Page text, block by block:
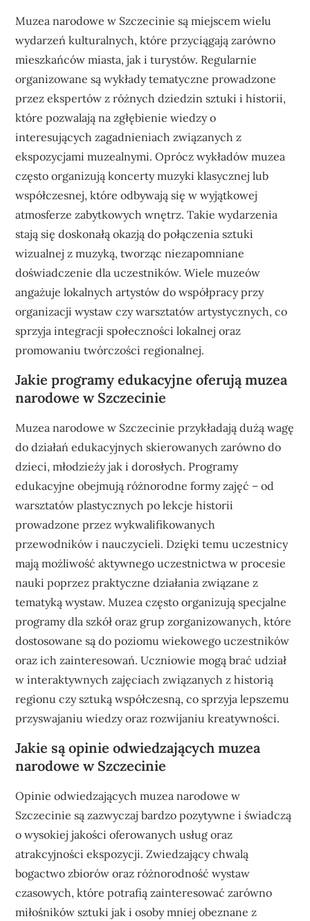
Muzea narodowe w Szczecinie są miejscem wielu
wydarzeń kulturalnych, które przyciągają zarówno
mieszkańców miasta, jak i turystów. Regularnie
organizowane są wykłady tematyczne prowadzone
przez ekspertów z różnych dziedzin sztuki i historii,
które pozwalają na zgłębienie wiedzy o
interesujących zagadnieniach związanych z
ekspozycjami muzealnymi. Oprócz wykładów muzea
często organizują koncerty muzyki klasycznej lub
współczesnej, które odbywają się w wyjątkowej
atmosferze zabytkowych wnętrz. Takie wydarzenia
stają się doskonałą okazją do połączenia sztuki
wizualnej z muzyką, tworząc niezapomniane
doświadczenie dla uczestników. Wiele muzeów
angażuje lokalnych artystów do współpracy przy
organizacji wystaw czy warsztatów artystycznych, co
sprzyja integracji społeczności lokalnej oraz
promowaniu twórczości regionalnej.
Jakie programy edukacyjne oferują muzea
narodowe w Szczecinie
Muzea narodowe w Szczecinie przykładają dużą wagę
do działań edukacyjnych skierowanych zarówno do
dzieci, młodzieży jak i dorosłych. Programy
edukacyjne obejmują różnorodne formy zajęć – od
warsztatów plastycznych po lekcje historii
prowadzone przez wykwalifikowanych
przewodników i nauczycieli. Dzięki temu uczestnicy
mają możliwość aktywnego uczestnictwa w procesie
nauki poprzez praktyczne działania związane z
tematyką wystaw. Muzea często organizują specjalne
programy dla szkół oraz grup zorganizowanych, które
dostosowane są do poziomu wiekowego uczestników
oraz ich zainteresowań. Uczniowie mogą brać udział
w interaktywnych zajęciach związanych z historią
regionu czy sztuką współczesną, co sprzyja lepszemu
przyswajaniu wiedzy oraz rozwijaniu kreatywności.
Jakie są opinie odwiedzających muzea
narodowe w Szczecinie
Opinie odwiedzających muzea narodowe w
Szczecinie są zazwyczaj bardzo pozytywne i świadczą
o wysokiej jakości oferowanych usług oraz
atrakcyjności ekspozycji. Zwiedzający chwalą
bogactwo zbiorów oraz różnorodność wystaw
czasowych, które potrafią zainteresować zarówno
miłośników sztuki jak i osoby mniej obeznane z